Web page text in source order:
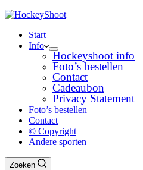
Start
Info
Hockeyshoot info
Foto’s bestellen
Contact
Cadeaubon
Privacy Statement
Foto’s bestellen
Contact
© Copyright
Andere sporten
Zoeken